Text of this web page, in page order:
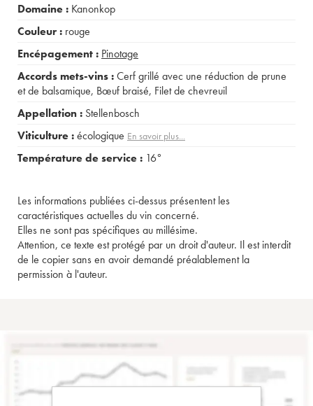
Domaine : Kanonkop
Couleur : rouge
Encépagement : Pinotage
Accords mets-vins :Cerf grillé avec une réduction de prune
et de balsamique, Bœuf braisé, Filet de chevreuil
Appellation : Stellenbosch
Viticulture :écologique En savoir plus...
Température de service : 16°
Les informations publiées ci-dessus présentent les
caractéristiques actuelles du vin concerné.
Elles ne sont pas spécifiques au millésime.
Attention, ce texte est protégé par un droit d'auteur. Il est interdit
de le copier sans en avoir demandé préalablement la
permission à l'auteur.